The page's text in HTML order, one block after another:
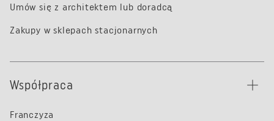
Umów się z architektem lub doradcą
Zakupy w sklepach stacjonarnych
Współpraca
Franczyza